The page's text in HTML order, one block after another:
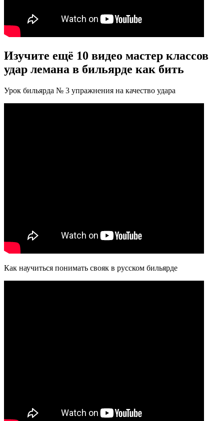
Изучите ещё 10 видео мастер классов
удар лемана в бильярде как бить
Урок бильярда № 3 упражнения на качество удара
Как научиться понимать свояк в русском бильярде